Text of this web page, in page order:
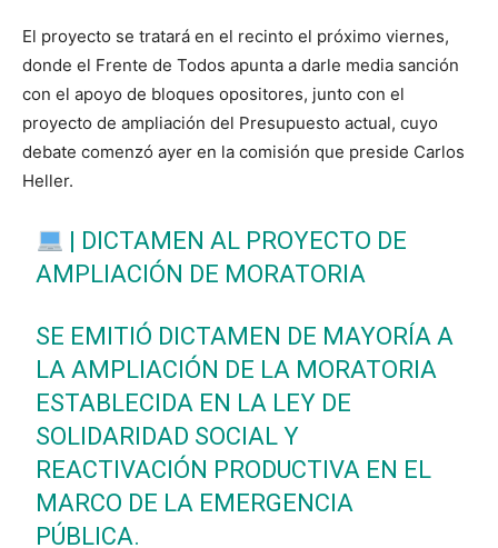
El proyecto se tratará en el recinto el próximo viernes,
donde el Frente de Todos apunta a darle media sanción
con el apoyo de bloques opositores, junto con el
proyecto de ampliación del Presupuesto actual, cuyo
debate comenzó ayer en la comisión que preside Carlos
Heller.
| DICTAMEN AL PROYECTO DE
AMPLIACIÓN DE MORATORIA
SE EMITIÓ DICTAMEN DE MAYORÍA A
LA AMPLIACIÓN DE LA MORATORIA
ESTABLECIDA EN LA LEY DE
SOLIDARIDAD SOCIAL Y
REACTIVACIÓN PRODUCTIVA EN EL
MARCO DE LA EMERGENCIA
PÚBLICA.